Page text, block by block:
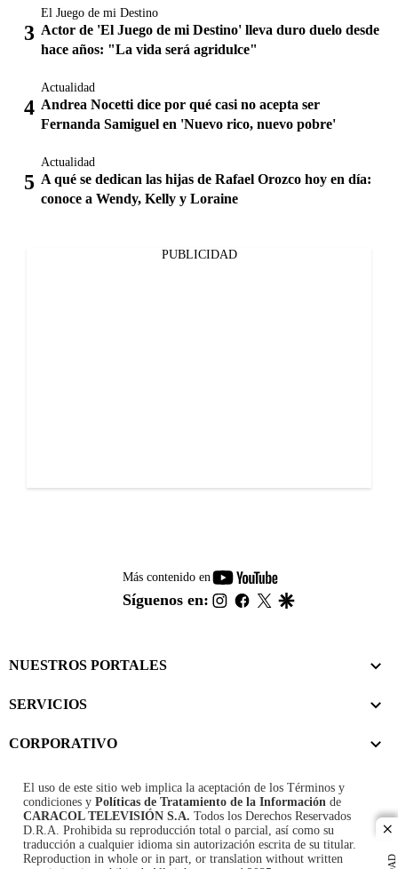
El Juego de mi Destino
Actor de 'El Juego de mi Destino' lleva duro duelo desde
hace años: "La vida será agridulce"
Actualidad
Andrea Nocetti dice por qué casi no acepta ser
Fernanda Samiguel en 'Nuevo rico, nuevo pobre'
Actualidad
A qué se dedican las hijas de Rafael Orozco hoy en día:
conoce a Wendy, Kelly y Loraine
PUBLICIDAD
Más contenido en
youtube-
footer
Síguenos en: instagram
facebook
twitter
NUESTROS PORTALES
SERVICIOS
CORPORATIVO
El uso de este sitio web implica la aceptación de los Términos y
condiciones y Políticas de Tratamiento de la Información de
CARACOL TELEVISIÓN S.A. Todos los Derechos Reservados
D.R.A. Prohibida su reproducción total o parcial, así como su
traducción a cualquier idioma sin autorización escrita de su titular.
Reproduction in whole or in part, or translation without written